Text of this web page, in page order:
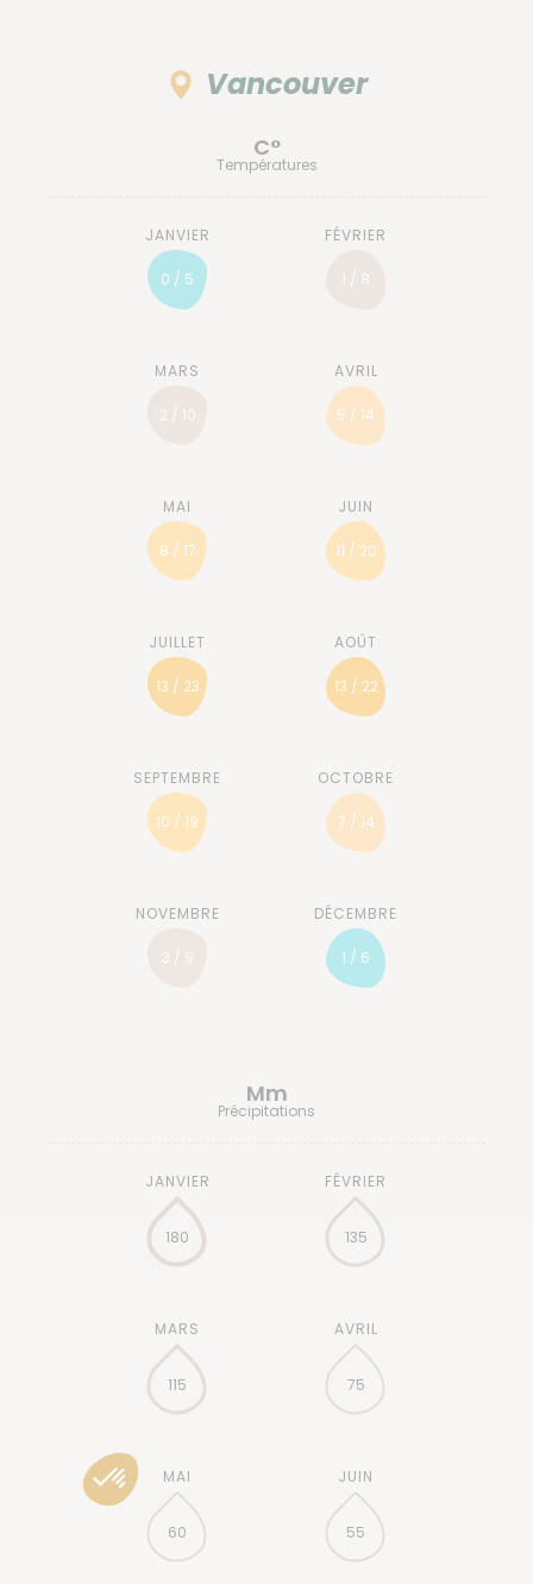
Vancouver
C°
Températures
0 / 5 1 / 8
2 / 10 5 / 14
8 / 17 11 / 20
13 / 23 13 / 22
10 / 19 7 / 14
3 / 9 1 / 6
Mm
Précipitations
180 135
115 75
60 55